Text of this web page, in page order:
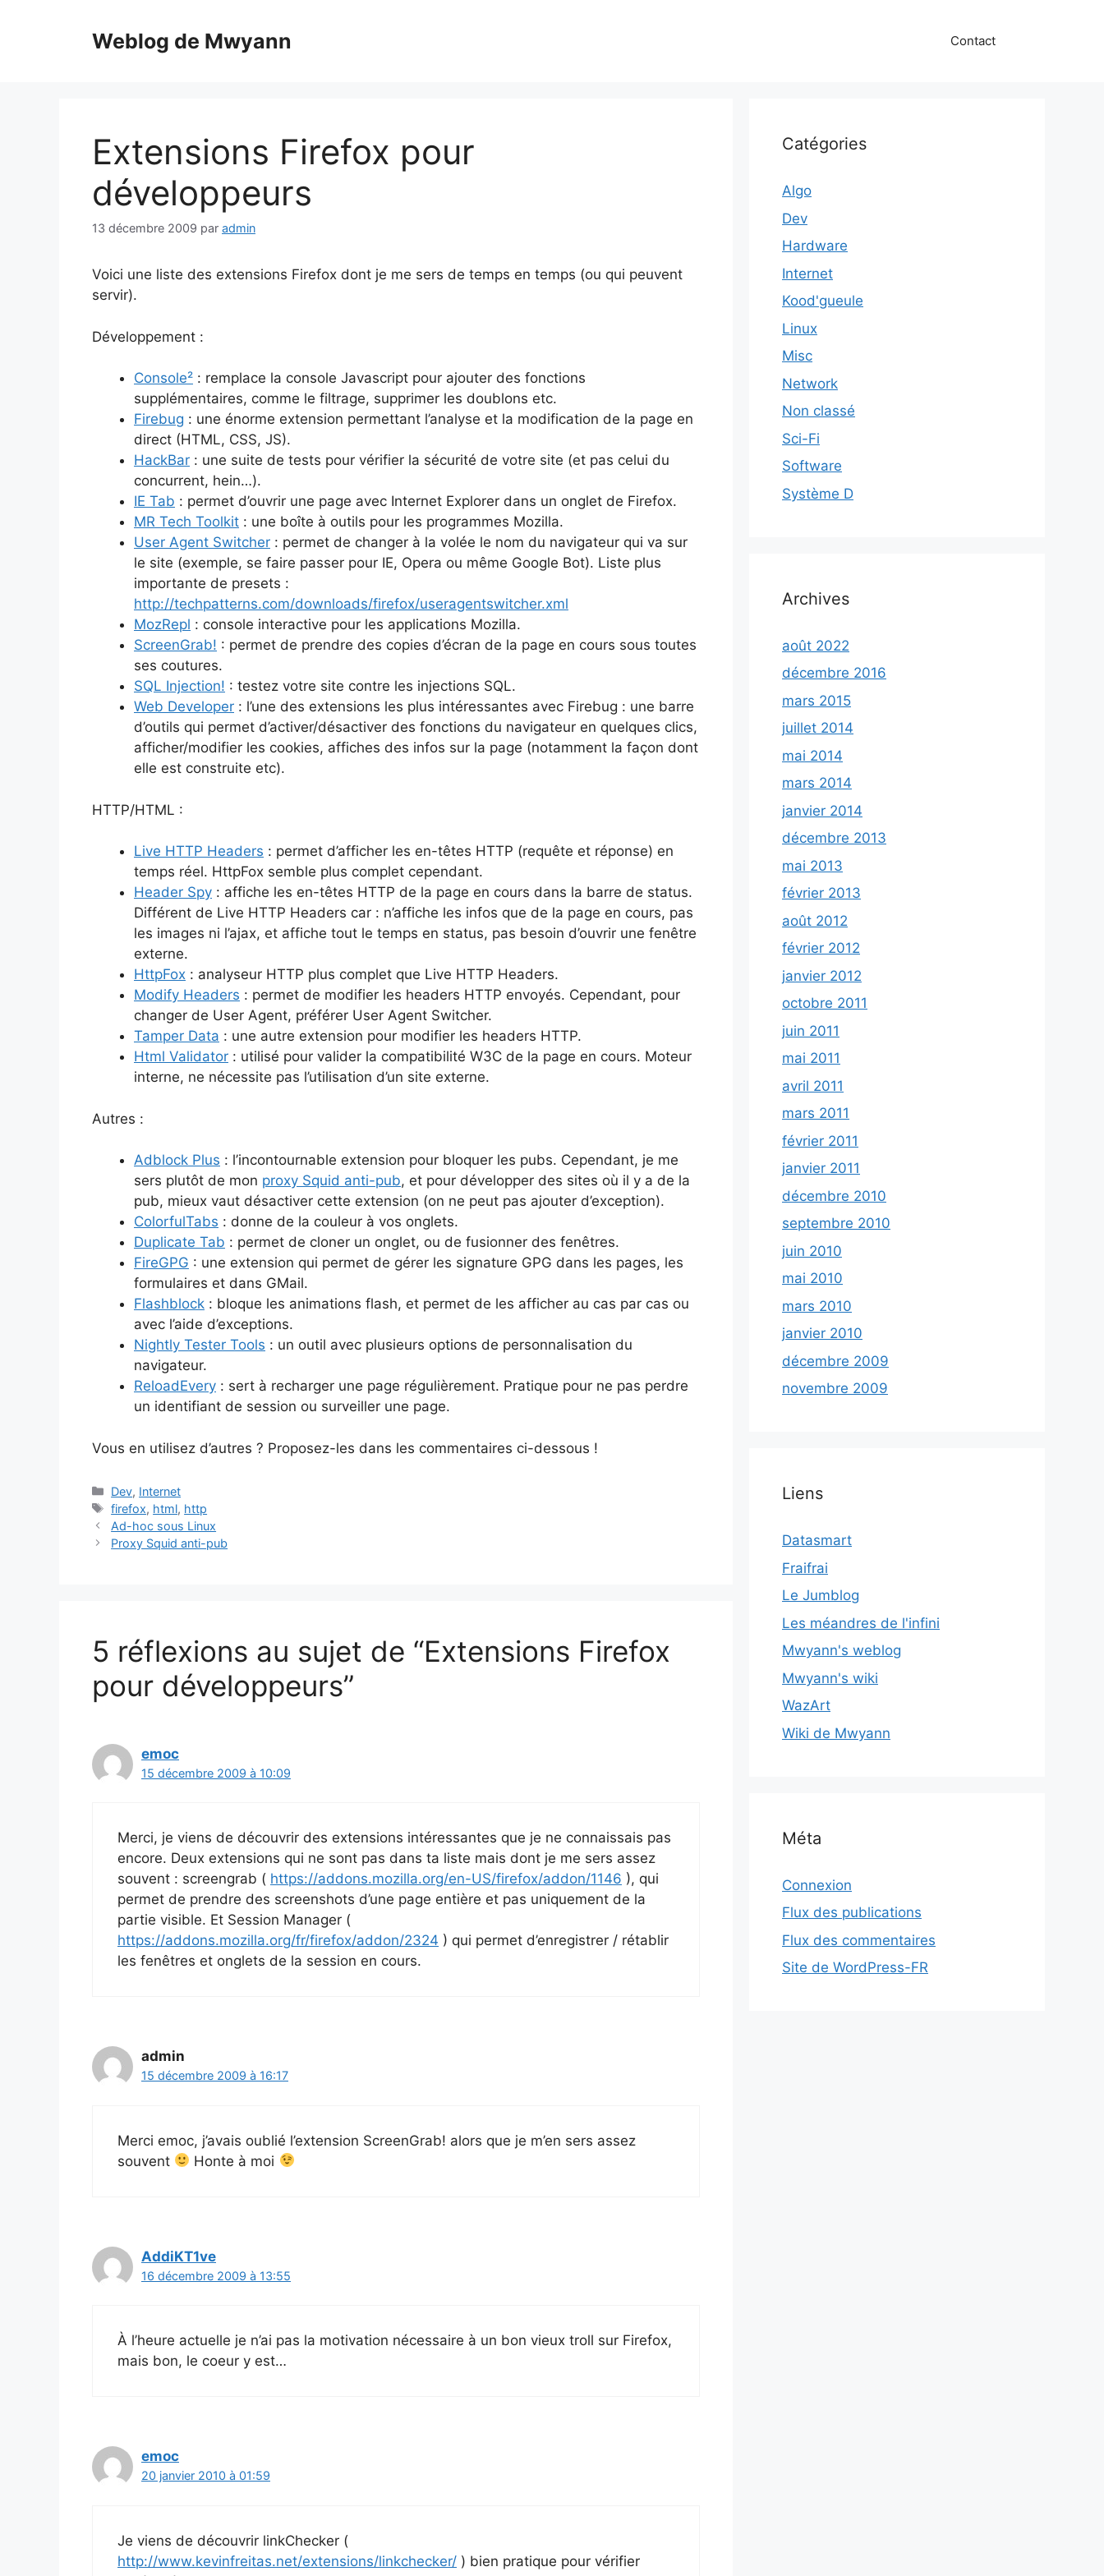
Weblog de Mwyann Contact
Extensions Firefox pour
développeurs
13 décembre 2009 par admin
Voici une liste des extensions Firefox dont je me sers de temps en temps (ou qui peuvent
servir).
Développement :
Console² : remplace la console Javascript pour ajouter des fonctions
supplémentaires, comme le filtrage, supprimer les doublons etc.
Firebug : une énorme extension permettant l’analyse et la modification de la page en
direct (HTML, CSS, JS).
HackBar : une suite de tests pour vérifier la sécurité de votre site (et pas celui du
concurrent, hein…).
IE Tab : permet d’ouvrir une page avec Internet Explorer dans un onglet de Firefox.
MR Tech Toolkit : une boîte à outils pour les programmes Mozilla.
User Agent Switcher : permet de changer à la volée le nom du navigateur qui va sur
le site (exemple, se faire passer pour IE, Opera ou même Google Bot). Liste plus
importante de presets :
http://techpatterns.com/downloads/firefox/useragentswitcher.xml
MozRepl : console interactive pour les applications Mozilla.
ScreenGrab! : permet de prendre des copies d’écran de la page en cours sous toutes
ses coutures.
SQL Injection! : testez votre site contre les injections SQL.
Web Developer : l’une des extensions les plus intéressantes avec Firebug : une barre
d’outils qui permet d’activer/désactiver des fonctions du navigateur en quelques clics,
afficher/modifier les cookies, affiches des infos sur la page (notamment la façon dont
elle est construite etc).
HTTP/HTML :
Live HTTP Headers : permet d’afficher les en-têtes HTTP (requête et réponse) en
temps réel. HttpFox semble plus complet cependant.
Header Spy : affiche les en-têtes HTTP de la page en cours dans la barre de status.
Différent de Live HTTP Headers car : n’affiche les infos que de la page en cours, pas
les images ni l’ajax, et affiche tout le temps en status, pas besoin d’ouvrir une fenêtre
externe.
HttpFox : analyseur HTTP plus complet que Live HTTP Headers.
Modify Headers : permet de modifier les headers HTTP envoyés. Cependant, pour
changer de User Agent, préférer User Agent Switcher.
Tamper Data : une autre extension pour modifier les headers HTTP.
Html Validator : utilisé pour valider la compatibilité W3C de la page en cours. Moteur
interne, ne nécessite pas l’utilisation d’un site externe.
Autres :
Adblock Plus : l’incontournable extension pour bloquer les pubs. Cependant, je me
sers plutôt de mon proxy Squid anti-pub, et pour développer des sites où il y a de la
pub, mieux vaut désactiver cette extension (on ne peut pas ajouter d’exception).
ColorfulTabs : donne de la couleur à vos onglets.
Duplicate Tab : permet de cloner un onglet, ou de fusionner des fenêtres.
FireGPG : une extension qui permet de gérer les signature GPG dans les pages, les
formulaires et dans GMail.
Flashblock : bloque les animations flash, et permet de les afficher au cas par cas ou
avec l’aide d’exceptions.
Nightly Tester Tools : un outil avec plusieurs options de personnalisation du
navigateur.
ReloadEvery : sert à recharger une page régulièrement. Pratique pour ne pas perdre
un identifiant de session ou surveiller une page.
Vous en utilisez d’autres ? Proposez-les dans les commentaires ci-dessous !
Catégories
Dev, Internet
Étiquettes
firefox, html, http
Ad-hoc sous Linux
Proxy Squid anti-pub
5 réflexions au sujet de “Extensions Firefox
pour développeurs”
emoc
15 décembre 2009 à 10:09
Merci, je viens de découvrir des extensions intéressantes que je ne connaissais pas
encore. Deux extensions qui ne sont pas dans ta liste mais dont je me sers assez
souvent : screengrab ( https://addons.mozilla.org/en-US/firefox/addon/1146 ), qui
permet de prendre des screenshots d’une page entière et pas uniquement de la
partie visible. Et Session Manager (
https://addons.mozilla.org/fr/firefox/addon/2324 ) qui permet d’enregistrer / rétablir
les fenêtres et onglets de la session en cours.
admin
15 décembre 2009 à 16:17
Merci emoc, j’avais oublié l’extension ScreenGrab! alors que je m’en sers assez
souvent
Honte à moi
AddiKT1ve
16 décembre 2009 à 13:55
À l’heure actuelle je n’ai pas la motivation nécessaire à un bon vieux troll sur Firefox,
mais bon, le coeur y est…
emoc
20 janvier 2010 à 01:59
Je viens de découvrir linkChecker (
http://www.kevinfreitas.net/extensions/linkchecker/ ) bien pratique pour vérifier
Catégories
Algo
Dev
Hardware
Internet
Kood'gueule
Linux
Misc
Network
Non classé
Sci-Fi
Software
Système D
Archives
août 2022
décembre 2016
mars 2015
juillet 2014
mai 2014
mars 2014
janvier 2014
décembre 2013
mai 2013
février 2013
août 2012
février 2012
janvier 2012
octobre 2011
juin 2011
mai 2011
avril 2011
mars 2011
février 2011
janvier 2011
décembre 2010
septembre 2010
juin 2010
mai 2010
mars 2010
janvier 2010
décembre 2009
novembre 2009
Liens
Datasmart
Fraifrai
Le Jumblog
Les méandres de l'infini
Mwyann's weblog
Mwyann's wiki
WazArt
Wiki de Mwyann
Méta
Connexion
Flux des publications
Flux des commentaires
Site de WordPress-FR